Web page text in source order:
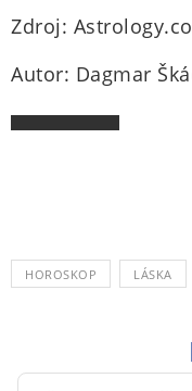
Zdroj:
Autor: Dagmar
HOROSKOP LÁSKA